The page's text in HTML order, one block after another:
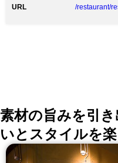
主が厳選し
URL
/restaurant/
素材の旨みを引
いとスタイルを